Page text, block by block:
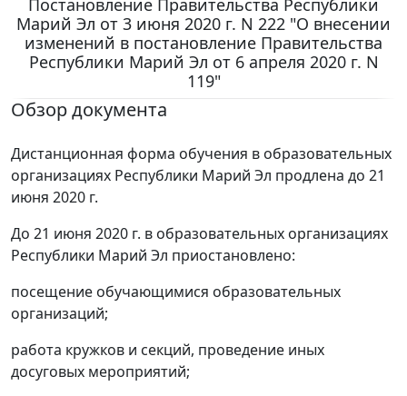
Марий Эл от 3 июня 2020 г. N 222 "О внесении
изменений в постановление Правительства
Республики Марий Эл от 6 апреля 2020 г. N
119"
Обзор документа
Дистанционная форма обучения в образовательных
организациях Республики Марий Эл продлена до 21
июня 2020 г.
До 21 июня 2020 г. в образовательных организациях
Республики Марий Эл приостановлено:
посещение обучающимися образовательных
организаций;
работа кружков и секций, проведение иных
досуговых мероприятий;